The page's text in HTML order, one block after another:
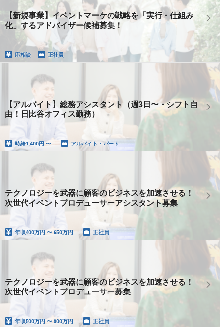
【新規事業】イベントマーケの戦略を「実行・仕組み
化」するアドバイザー候補募集！
応相談 正社員
【アルバイト】総務アシスタント（週3日〜・シフト自
由！日比谷オフィス勤務）
時給1,400円 〜 アルバイト・パート
テクノロジーを武器に顧客のビジネスを加速させる！
次世代イベントプロデューサーアシスタント募集
年収400万円 〜 650万円 正社員
テクノロジーを武器に顧客のビジネスを加速させる！
次世代イベントプロデューサー募集
年収500万円 〜 900万円 正社員